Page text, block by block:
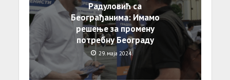
Радуловић са
Београђанима: Имамо
решење за промену
потребну Београду
29. маја 2024.